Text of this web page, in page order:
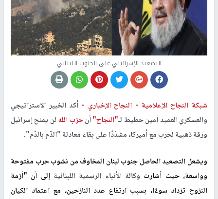
التصعيد الإسرائيلي على الجنوب اللبناني
شبكة النجاح الإعلامية - النجاح الإخباري - أكد الخبير الاستراتيجي
والعسكري العميد أمين حطيط لـ"النجاح"أنحزب اللهلن يمنح إسرائيل
ورقة ذهبية لحرب مع أميركا، مشدّدًا على بقاء معادلة "الدّم بالدّم".
ويشعل التصعيد الحاصل جنوب لبنان المخاوف من نشوب حرب مفتوحة
وواسعة، حيث أشارت وكالة الأنباء الرسمية اللبنانية إلى أن "أزمة
النزوح تزداد سوءًا، بسبب ارتفاع عدد النازحين، مع اعتماد الكيان